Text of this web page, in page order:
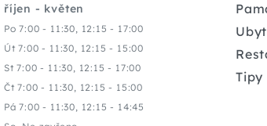
říjen - květen
Po 7:00 - 11:30, 12:15 - 17:00
Út 7:00 - 11:30, 12:15 - 15:00
St 7:00 - 11:30, 12:15 - 17:00
Čt 7:00 - 11:30, 12:15 - 15:00
Pá 7:00 - 11:30, 12:15 - 14:45
Tipy